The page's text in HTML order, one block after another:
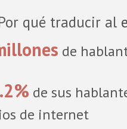
qué traducir al
de
de sus
de internet